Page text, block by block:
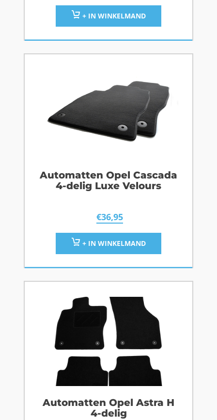
+ IN WINKELMAND
Automatten Opel Cascada
4-delig Luxe Velours
€36,95
+ IN WINKELMAND
Automatten Opel Astra H
4-delig